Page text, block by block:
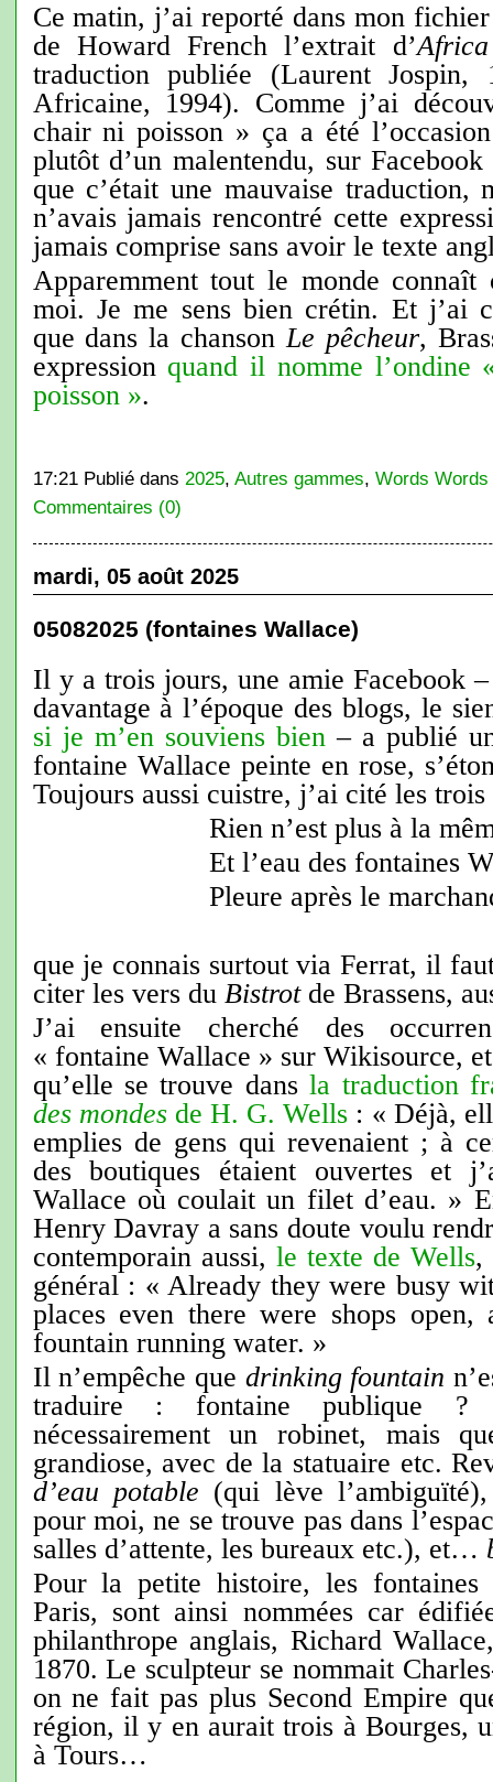
Ce matin, j’ai reporté dans mon
de Howard French l’extrait d’
traduction publiée (Laurent Jospin,
Africaine, 1994). Comme j’ai
chair ni poisson » ça a été
plutôt d’un malentendu, sur
que c’était une mauvaise traduction,
n’avais jamais rencontré cette
jamais comprise sans avoir le texte
Apparemment tout le monde connaît
moi. Je me sens bien crétin. Et j’ai
que dans la chansonLe pêcheur,
expression quand il nomme l’ondine
poisson ».
17:21 Publié dans 2025, Autres gammes, Words Words
Commentaires (0)
mardi, 05 août 2025
05082025 (fontaines Wallace)
Il y a trois jours, une amie Facebook –
davantage à l’époque des blogs, le
si je m’en souviens bien– a publié
fontaine Wallace peinte en rose,
Toujours aussi cuistre, j’ai cité les
Rien n’est plus à la
Et l’eau des fontaines
Pleure après le
que je connais surtout via Ferrat, il
citer les vers du Bistrotde Brassens,
J’ai ensuite cherché des
« fontaine Wallace » sur Wikisource,
qu’elle se trouve dansla traduction
des mondesde H. G. Wells : « Déjà,
emplies de gens qui revenaient ; à
des boutiques étaient ouvertes et
Wallace où coulait un filet d’eau. »
Henry Davray a sans doute voulu
contemporain aussi, le texte de Wells,
général : « Already they were busy
places even there were shops
fountain running water. »
Il n’empêche que drinking fountain
traduire : fontaine publique ?
nécessairement un robinet, mais
grandiose, avec de la statuaire etc.
d’eau potable (qui lève
pour moi, ne se trouve pas dans
salles d’attente, les bureaux etc.), et…
Pour la petite histoire, les fontaines
Paris, sont ainsi nommées car
philanthrope anglais, Richard
1870. Le sculpteur se nommait
on ne fait pas plus Second Empire
région, il y en aurait trois à Bourges,
à Tours…